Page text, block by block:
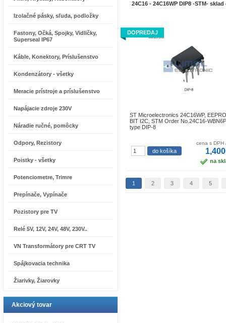
Izolačné pásky, sľuda, podložky
Fastony, Očká, Spojky, Vidličky,
Superseal IP67
Káble, Konektory, Príslušenstvo
Kondenzátory - všetky
Meracie prístroje a príslušenstvo
Napájacie zdroje 230V
Náradie ručné, pomôcky
Odpory, Rezistory
Poistky - všetky
Potenciometre, Trimre
Prepínače, Vypínače
Pozistory pre TV
Relé 5V, 12V, 24V, 48V, 230V..
VN Transformátory pre CRT TV
Spájkovacia technika
Žiarivky, Žiarovky
Akciový tovar
24C16 - 24C16WP DIP8 -STM- sklad
DOPREDAJ
ST Microelectronics 24C16WP,
BIT I2C, STM Order No.24C16-
type DIP-8
cena s DPH
na
1 2 3 4 5